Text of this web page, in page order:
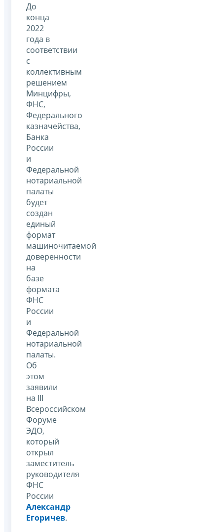
До
конца
2022
года в
соответствии
с
коллективным
решением
Минцифры,
ФНС,
Федерального
казначейства,
Банка
России
и
Федеральной
нотариальной
палаты
будет
создан
единый
формат
машиночитаемой
доверенности
на
базе
формата
ФНС
России
и
Федеральной
нотариальной
палаты.
Об
этом
заявили
на III
Всероссийском
Форуме
ЭДО,
который
открыл
заместитель
руководителя
ФНС
России
Александр
Егоричев.